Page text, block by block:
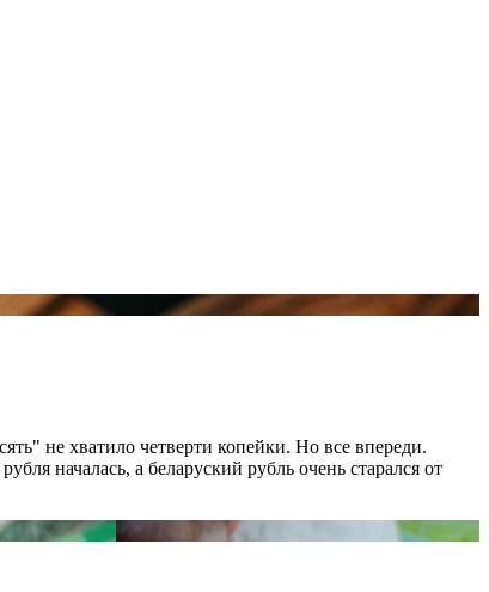
не хватило четверти копейки. Но все впереди.
началась, а беларуский рубль очень старался от